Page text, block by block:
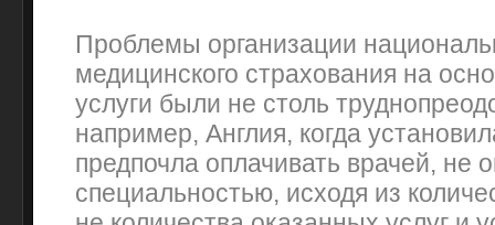
Проблемы организации
медицинского страхования на
услуги были не столь
например, Англия, когда
предпочла оплачивать врачей, не
специальностью, исходя из